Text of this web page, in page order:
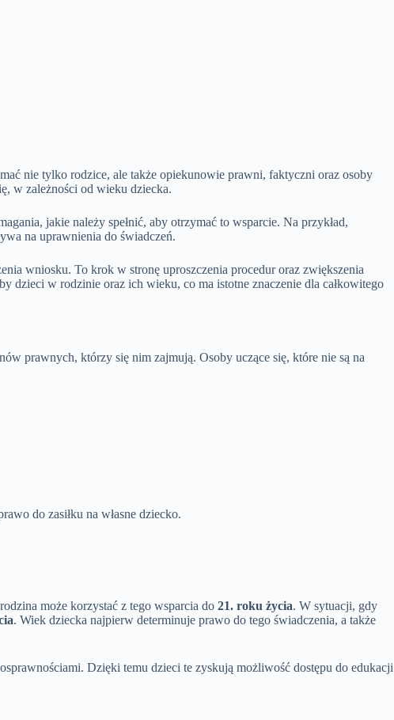
nie tylko rodzice, ale także opiekunowie prawni, faktyczni oraz osoby
w zależności od wieku dziecka.
jakie należy spełnić, aby otrzymać to wsparcie. Na przykład,
na uprawnienia do świadczeń.
wniosku. To krok w stronę uproszczenia procedur oraz zwiększenia
dzieci w rodzinie oraz ich wieku, co ma istotne znaczenie dla całkowitego
prawnych, którzy się nim zajmują. Osoby uczące się, które nie są na
do zasiłku na własne dziecko.
może korzystać z tego wsparcia do 21. roku życia. W sytuacji, gdy
. Wiek dziecka najpierw determinuje prawo do tego świadczenia, a także
Dzięki temu dzieci te zyskują możliwość dostępu do edukacji